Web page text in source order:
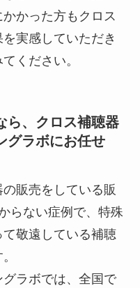
かった方もクロス
実感していただき
ください。
ら、クロス補聴器
グラボにお任せ
販売をしている販
らない症例で、特殊
敬遠している補聴
ラボでは、全国で